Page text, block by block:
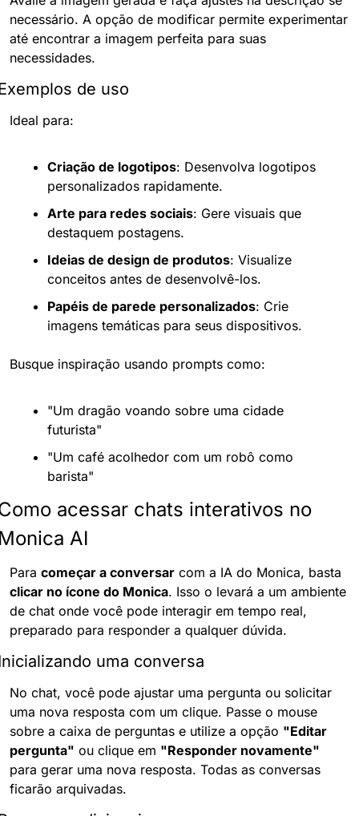
necessário. A opção de modificar permite experimentar
até encontrar a imagem perfeita para suas
necessidades.
de uso
Ideal para:
Criação de logotipos: Desenvolva logotipos
personalizados rapidamente.
Arte para redes sociais: Gere visuais que
destaquem postagens.
Ideias de design de produtos: Visualize
conceitos antes de desenvolvê-los.
Papéis de parede personalizados: Crie
imagens temáticas para seus dispositivos.
Busque inspiração usando prompts como:
"Um dragão voando sobre uma cidade
futurista"
"Um café acolhedor com um robô como
barista"
acessar chats interativos no
AI
Para começar a conversar
clicar no ícone do Monica. Isso o levará a um ambiente
de chat onde você pode interagir em tempo real,
preparado para responder a qualquer dúvida.
uma conversa
No chat, você pode ajustar uma pergunta ou solicitar
uma nova resposta com um clique. Passe o mouse
sobre a caixa de perguntas e utilize a opção "Editar
pergunta" ou clique em "Responder novamente"
para gerar uma nova resposta. Todas as conversas
ficarão arquivadas.